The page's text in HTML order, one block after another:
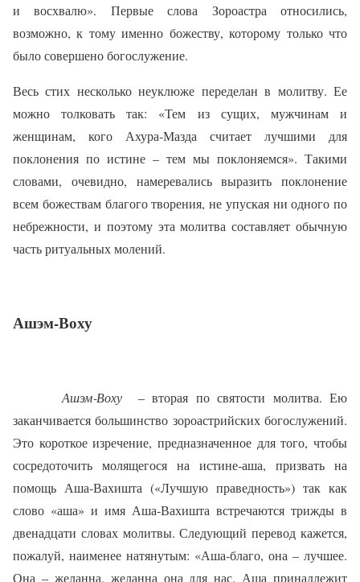
и восхвалю». Первые слова Зороастра относились,
возможно, к тому именно божеству, которому только что
было совершено богослужение.
Весь стих несколько неуклюже переделан в молитву. Ее
можно толковать так: «Тем из сущих, мужчинам и
женщинам, кого Ахура‑Мазда считает лучшими для
поклонения по истине – тем мы поклоняемся». Такими
словами, очевидно, намеревались выразить поклонение
всем божествам благого творения, не упуская ни одного по
небрежности, и поэтому эта молитва составляет обычную
часть ритуальных молений.
Ашэм‑Воху
Ашэм‑Воху
– вторая по святости молитва. Ею
заканчивается большинство зороастрийских богослужений.
Это короткое изречение, предназначенное для того, чтобы
сосредоточить молящегося на истине‑аша, призвать на
помощь Аша‑Вахишта («Лучшую праведность») так как
слово «аша» и имя Аша‑Вахишта встречаются трижды в
двенадцати словах молитвы. Следующий перевод кажется,
пожалуй, наименее натянутым: «Аша‑благо, она – лучшее.
Она – желанна, желанна она для нас. Аша принадлежит